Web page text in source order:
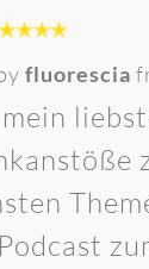
fluorescia